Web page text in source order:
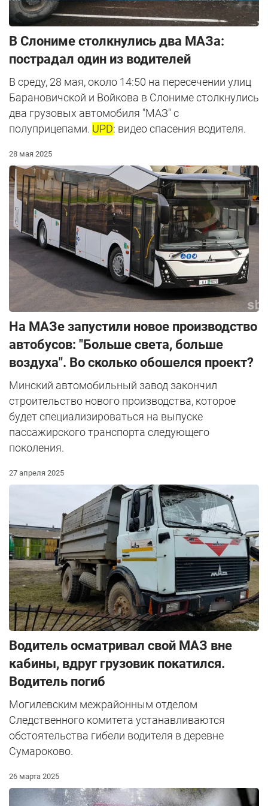
В Слониме столкнулись два МАЗа:
пострадал один из водителей
В среду, 28 мая, около 14:50 на пересечении улиц
Барановичской и Войкова в Слониме столкнулись
два грузовых автомобиля "МАЗ" с
полуприцепами. UPD: видео спасения водителя.
28 мая 2025
На МАЗе запустили новое производство
автобусов: "Больше света, больше
воздуха". Во сколько обошелся проект?
Минский автомобильный завод закончил
строительство нового производства, которое
будет специализироваться на выпуске
пассажирского транспорта следующего
поколения.
27 апреля 2025
Водитель осматривал свой МАЗ вне
кабины, вдруг грузовик покатился.
Водитель погиб
Могилевским межрайонным отделом
Следственного комитета устанавливаются
обстоятельства гибели водителя в деревне
Сумароково.
26 марта 2025